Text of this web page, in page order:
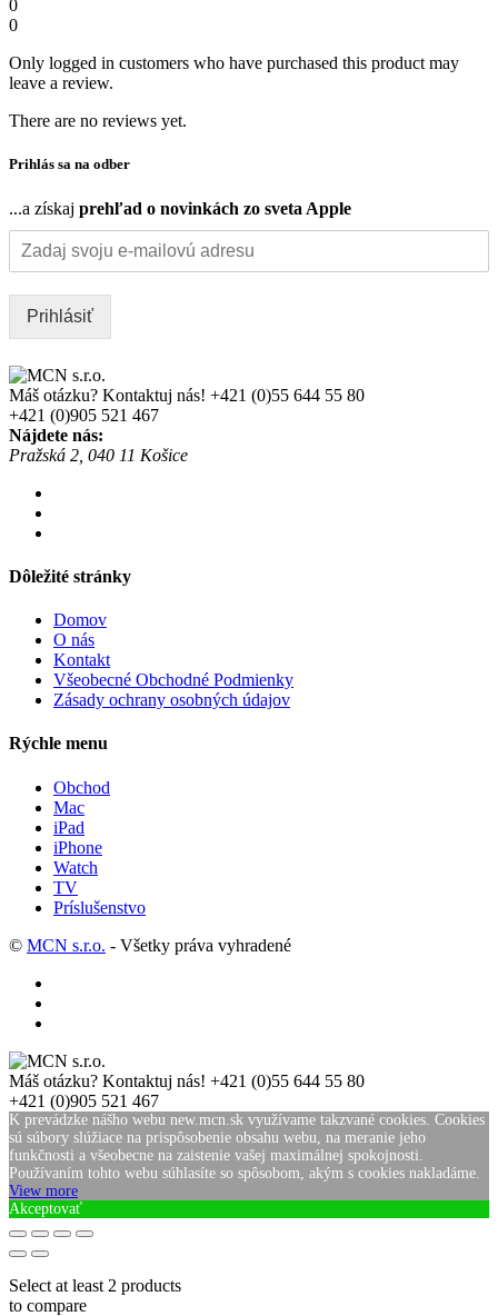
0
0
Only logged in customers who have purchased this product may
leave a review.
There are no reviews yet.
Prihlás sa na odber
...a získaj prehľad o novinkách zo sveta Apple
Prihlásiť
Máš otázku? Kontaktuj nás! +421 (0)55 644 55 80
+421 (0)905 521 467
Nájdete nás:
Pražská 2, 040 11 Košice
Dôležité stránky
Domov
O nás
Kontakt
Všeobecné Obchodné Podmienky
Zásady ochrany osobných údajov
Rýchle menu
Obchod
Mac
iPad
iPhone
Watch
TV
Príslušenstvo
© MCN s.r.o. - Všetky práva vyhradené
Máš otázku? Kontaktuj nás! +421 (0)55 644 55 80
+421 (0)905 521 467
K prevádzke nášho webu new.mcn.sk využívame takzvané cookies. Cookies
sú súbory slúžiace na prispôsobenie obsahu webu, na meranie jeho
funkčnosti a všeobecne na zaistenie vašej maximálnej spokojnosti.
Používaním tohto webu súhlasíte so spôsobom, akým s cookies nakladáme.
View more
Akceptovať
Select at least 2 products
to compare